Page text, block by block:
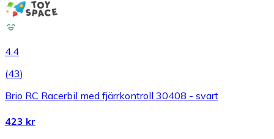
4.4
(43)
Brio RC Racerbil med fjärrkontroll 30408 - svart
423 kr